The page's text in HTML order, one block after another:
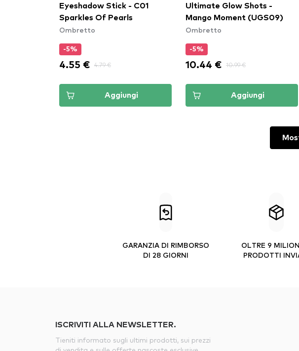
Eyeshadow Stick - C01
Sparkles Of Pearls
Ombretto
-5%
4.55 € 4.79 €
Aggiungi
Ultimate Glow Shots -
Mango Moment (UGS09)
Ombretto
-5%
10.44 € 10.99 €
Aggiungi
GARANZIA DI RIMBORSO
DI 28 GIORNI
OLTRE 9
PRODOTTI
ISCRIVITI ALLA NEWSLETTER.
Tieniti informato sugli ultimi prodotti, sui prezzi